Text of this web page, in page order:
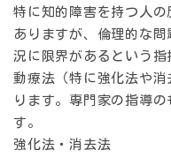
特に知的障害を持つ人
ありますが、倫理的な
況に限界があるという
動療法（特に強化法や
ります。 専門家の指導
す。
強化法・消去法